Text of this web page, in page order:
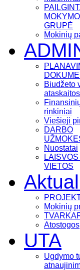
GRUPĖ
Mokinių
Biudžeto
ataskaitos
rinkiniai
Viešieji
DARBO
Nuostatai
VIETOS
Mokinių
Atostogos
UTA
Ugdymo